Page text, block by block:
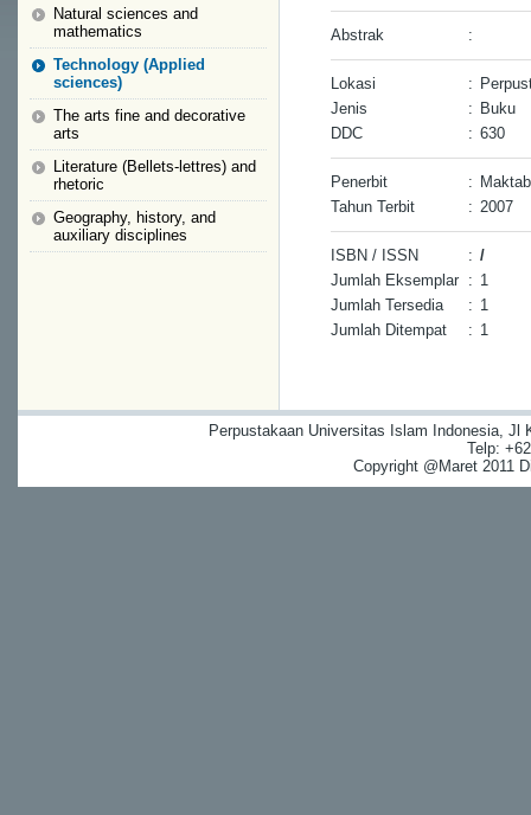
Natural sciences and
mathematics
Technology (Applied
sciences)
The arts fine and decorative
arts
Literature (Bellets-lettres) and
rhetoric
Geography, history, and
auxiliary disciplines
Abstrak :
Lokasi :
Jenis
: Buku
DDC
: 630
Penerbit :
Tahun Terbit
: 2007
ISBN / ISSN : /
Jumlah Eksemplar : 1
Jumlah Tersedia
: 1
Jumlah Ditempat
: 1
Perpustakaan Universitas Islam Indonesia, Jl
Telp:
Copyright @Maret 2011